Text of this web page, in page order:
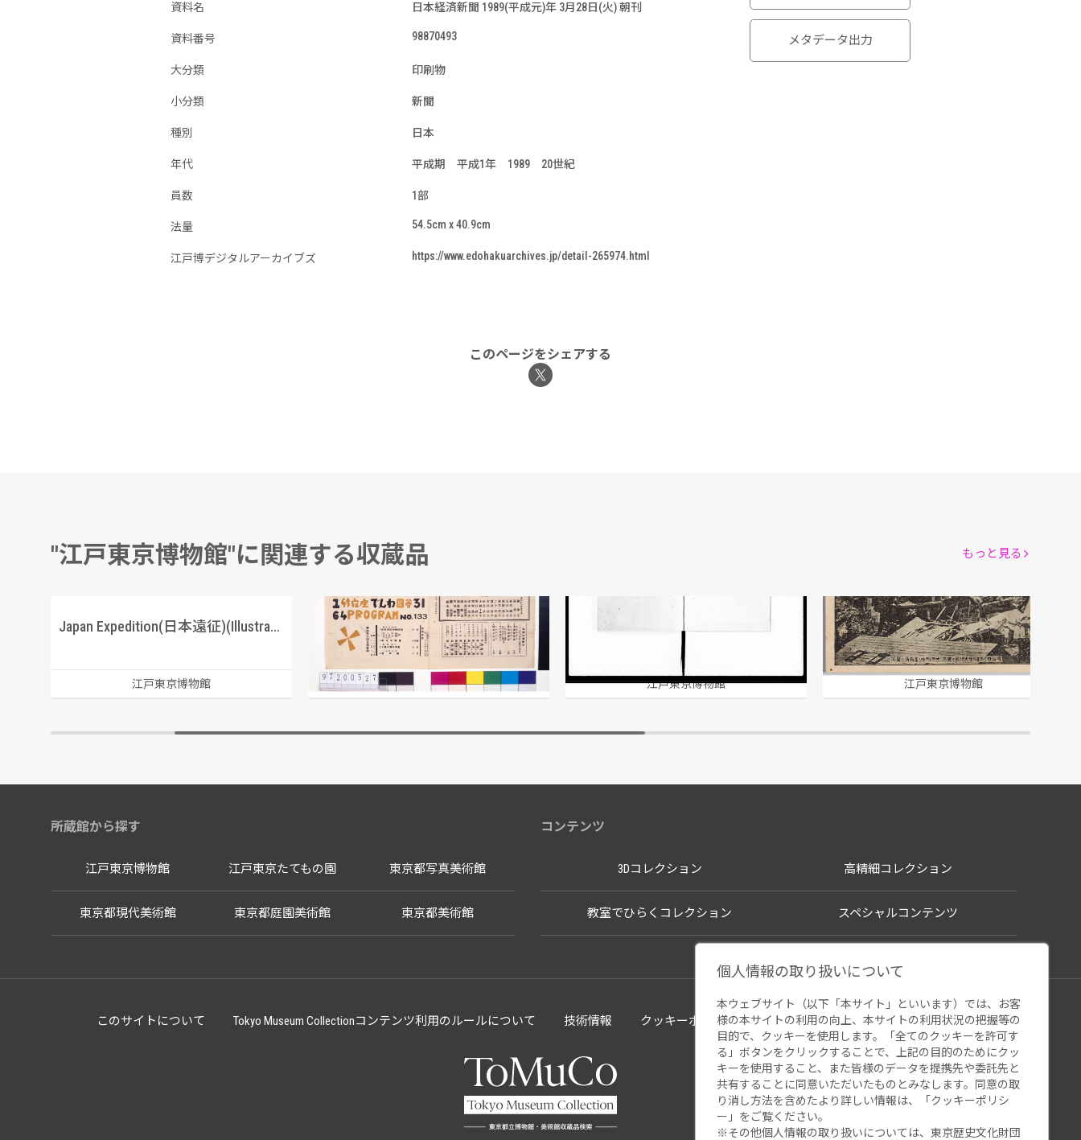
資料名 日本経済新聞 1989(平成元)年 3月28日(火) 朝刊
資料番号 98870493
大分類 印刷物
小分類 新聞
種別 日本
年代 平成期 平成1年 1989 20世紀
員数 1部
法量 54.5cm x 40.9cm
江戸博デジタルアーカイブズ https://www.edohakuarchives.jp/detail-265974.html
メタデータ出力
このページをシェアする
"江戸東京博物館"に関連する収蔵品
Japan Expedition(日本遠征)(Illustrated News(1853年))
江戸東京博物館
ムーラン・ルージュ 第133回公演番組
越野賢二/編
江戸東京博物館 江戸東京博物館
明治四十三年八月大洪水ノ実況
江戸東京博物館
もっと見る
所蔵館から探す
江戸東京博物館 江戸東京たてもの園 東京都写真美術館
東京都現代美術館 東京都庭園美術館 東京都美術館
コンテンツ
3Dコレクション 高精細コレクション
教室でひらくコレクション スペシャルコンテンツ
このサイトについて Tokyo Museum Collectionコンテンツ利用のルールについて 技術情報 クッキーポリシー ウェブアクセシビリティ 関連サイト
個人情報の取り扱いについて
本ウェブサイト（以下「本サイト」といいます）では、お客
様の本サイトの利用の向上、本サイトの利用状況の把握等の
目的で、クッキーを使用します。「全てのクッキーを許可す
る」ボタンをクリックすることで、上記の目的のためにクッ
キーを使用すること、また皆様のデータを提携先や委託先と
共有することに同意いただいたものとみなします。同意の取
り消し方法を含めたより詳しい情報は、「 クッキーポリシ
ー 」をご覧ください。
※その他個人情報の取り扱いについては、 東京歴史文化財団